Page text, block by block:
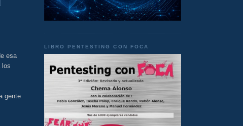
esa
los
gente
LIBRO PENTESTING CON FOCA